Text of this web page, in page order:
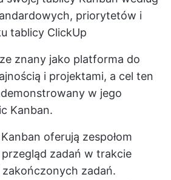
priorytetów i
tablicy ClickUp
znany jako platforma do
i projektami, a cel ten
w jego
Kanban.
oferują zespołom
zadań w trakcie
zadań.